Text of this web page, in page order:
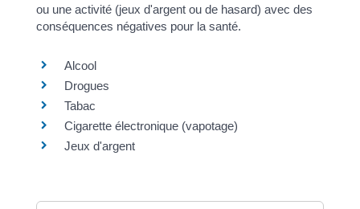
ou une activité (jeux d'argent ou de hasard) avec des
conséquences négatives pour la santé.
Alcool
Drogues
Tabac
Cigarette électronique (vapotage)
Jeux d'argent